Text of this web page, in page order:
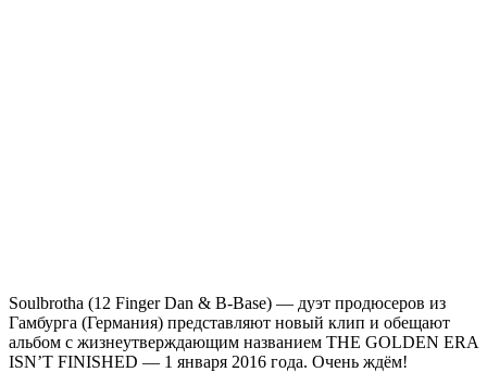
Soulbrotha (12 Finger Dan & B-Base) — дуэт продюсеров из
Гамбурга (Германия) представляют новый клип и обещают
альбом c жизнеутверждающим названием THE GOLDEN ERA
ISN’T FINISHED — 1 января 2016 года. Очень ждём!